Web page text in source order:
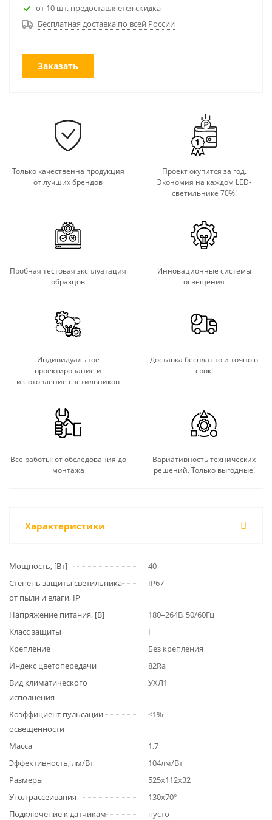
от 10 шт. предоставляется скидка
Бесплатная доставка по всей России
Заказать
Только качественна продукция
от лучших брендов
Проект окупится за год.
Экономия на каждом LED-
светильнике 70%!
Пробная тестовая эксплуатация
образцов
Инновационные системы
освещения
Индивидуальное
проектирование и
изготовление светильников
Доставка бесплатно и точно в
срок!
Все работы: от обследования до
монтажа
Вариативность технических
решений. Только выгодные!
Характеристики
Мощность, [Вт]
40
Степень защиты светильника
от пыли и влаги, IP
IP67
Напряжение питания, [В]
180–264В, 50/60Гц
Класс защиты
I
Крепление
Без крепления
Индекс цветопередачи
82Ra
Вид климатического
исполнения
УХЛ1
Коэффициент пульсации
освещенности
≤1%
Масса
1,7
Эффективность, лм/Вт
104лм/Вт
Размеры
525х112х32
Угол рассеивания
130х70°
Подключение к датчикам
пусто